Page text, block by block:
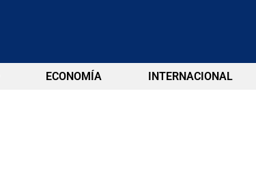
ECONOMÍA INTERNACIONAL